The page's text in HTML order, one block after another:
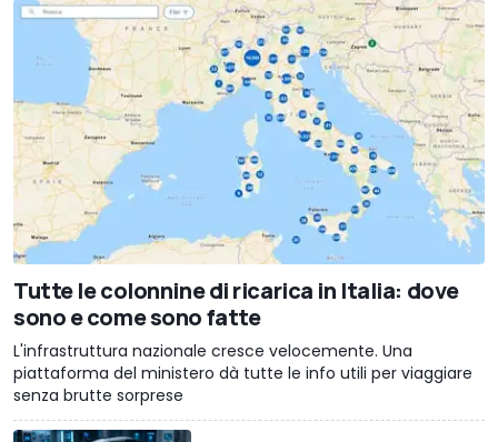
Tutte le colonnine di ricarica in Italia: dove
sono e come sono fatte
L'infrastruttura nazionale cresce velocemente. Una
piattaforma del ministero dà tutte le info utili per viaggiare
senza brutte sorprese